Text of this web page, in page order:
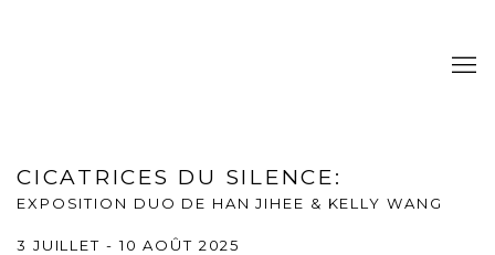
CICATRICES DU SILENCE:
EXPOSITION DUO DE HAN JIHEE & KELLY WANG
3 JUILLET - 10 AOÛT 2025